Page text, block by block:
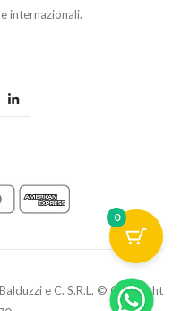
internazionali.
e C. S.R.L. © Copyright
0